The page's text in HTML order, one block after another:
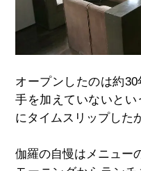
オープンしたのは約
手を加えていないと
にタイムスリップした
伽羅の自慢はメニュー